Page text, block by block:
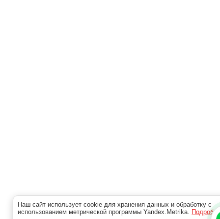
Наш сайт использует cookie для хранения данных и обработку с
использованием метрической программы Yandex.Metrika.